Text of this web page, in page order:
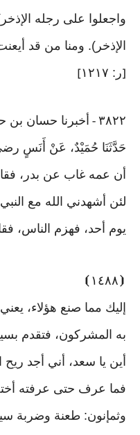
واجعلوا على رجله
الإذخر). ومنا من قد
[ر: ١٢١٧ ]
٣٨٢٢ - أخبرنا حسان
حَدَّثَنَا حُمَيْدٌ، عَنْ أَنَسٍ
أن عمه غاب عن بدر،
لئن أشهدني الله مع
يوم أحد، فهزم الناس،
⦗١٤٨٨ ⦘
إليك مما صنع هؤلاء،
به المشركون، فتقدم
أين يا سعد، أني أجد
فما عرف حتى عرفته أخته
وثمإنون: طعنة وضربة